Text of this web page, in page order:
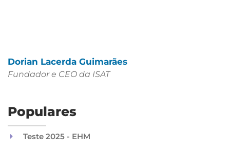
Dorian Lacerda Guimarães
Fundador e CEO da ISAT
Populares
Teste 2025 - EHM